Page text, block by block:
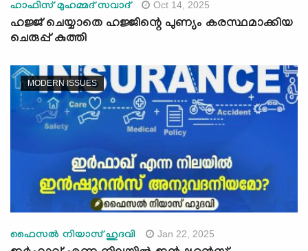
ഹാഫിസ് മുഹമ്മദ് സവാദ് Oct 14, 2025
ഹജ്ജ് ചെയ്യാതെ ഹജ്ജിന്റെ പുണ്യം കരസ്ഥമാക്കിയ
ചെരുപ്പ് കുത്തി
MODERN ISSUES
ഫൈസല്‍ നിയാസ് ഹുദവി Jan 22, 2025